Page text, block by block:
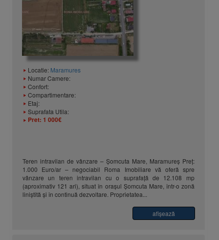
Locatie: Maramures
Numar Camere:
Confort:
Compartimentare:
Etaj:
Suprafata Utila:
Pret: 1 000€
Teren intravilan de vânzare – Șomcuta Mare, Maramureș Preț:
1.000 Euro/ar – negociabil Roma Imobiliare vă oferă spre
vânzare un teren intravilan cu o suprafață de 12.108 mp
(aproximativ 121 ari), situat în orașul Șomcuta Mare, într-o zonă
liniștită și în continuă dezvoltare. Proprietatea...
afişează